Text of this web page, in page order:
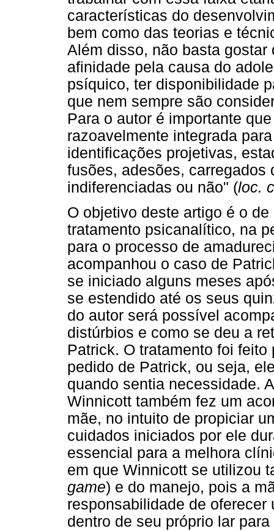
características do
bem como das teorias e
Além disso, não basta
afinidade pela causa do
psíquico, ter disponibilidade
que nem sempre são
Para o autor é importante
razoavelmente integrada
identificações projetivas,
fusões, adesões,
indiferenciadas ou não" (loc.
O objetivo deste artigo é o
tratamento psicanalítico, na
para o processo de
acompanhou o caso de
se iniciado alguns meses
se estendido até os seus
do autor será possível
distúrbios e como se deu a
Patrick. O tratamento foi
pedido de Patrick, ou seja,
quando sentia necessidade.
Winnicott também fez um
mãe, no intuito de propiciar
cuidados iniciados por ele
essencial para a melhora
em que Winnicott se utilizou
game) e do manejo, pois a
responsabilidade de
dentro de seu próprio lar